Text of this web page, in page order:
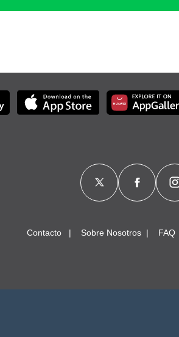
Contacto Sobre Nosotros FAQ